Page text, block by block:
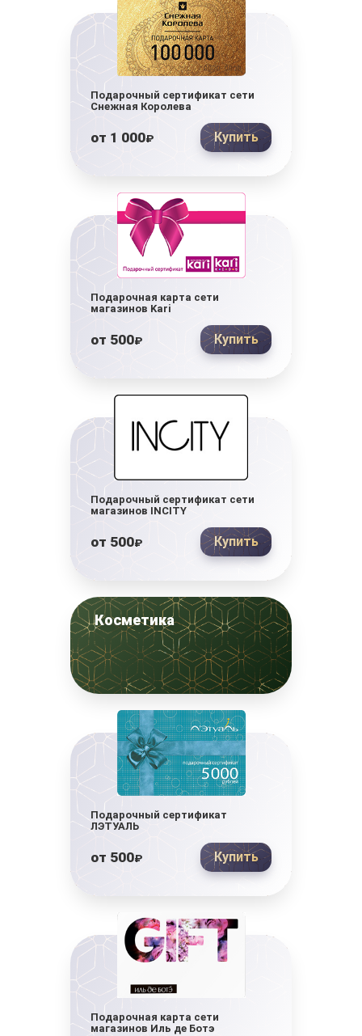
Подарочный сертификат сети
Снежная Королева
от 1 000₽ Купить
Подарочная карта сети
магазинов Kari
от 500₽ Купить
Подарочный сертификат сети
магазинов INCITY
от 500₽ Купить
Косметика
Подарочный сертификат
ЛЭТУАЛЬ
от 500₽ Купить
Подарочная карта сети
магазинов Иль де Ботэ